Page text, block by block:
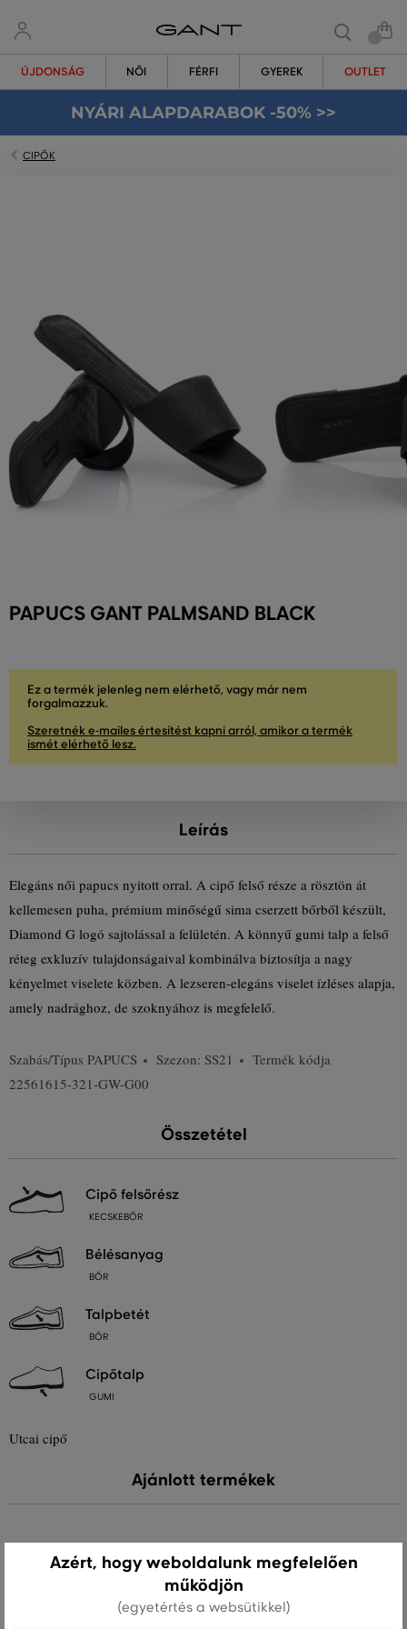
ÚJDONSÁG NŐI FÉRFI GYEREK OUTLET
NYÁRI ALAPDARABOK -50% >>
CIPŐK
PAPUCS GANT PALMSAND BLACK
Ez a termék jelenleg nem elérhető, vagy már nem
forgalmazzuk.
Szeretnék e-mailes értesítést kapni arról, amikor a termék
ismét elérhető lesz.
Leírás
Elegáns női papucs nyitott orral. A cipő felső része a rösztön át
kellemesen puha, prémium minőségű sima cserzett bőrből készült,
Diamond G logó sajtolással a felületén. A könnyű gumi talp a felső
réteg exkluzív tulajdonságaival kombinálva biztosítja a nagy
kényelmet viselete közben. A lezseren-elegáns viselet ízléses alapja,
amely nadrághoz, de szoknyához is megfelelő.
Szabás/Típus PAPUCS Szezon: SS21
Termék kódja
22561615-321-GW-G00
Összetétel
cipő felsőrész
KECSKEBŐR
bélésanyag
BŐR
talpbetét
BŐR
cipőtalp
GUMI
Utcai cipő
Ajánlott termékek
Azért, hogy weboldalunk megfelelően
működjön
(egyetértés a websütikkel)